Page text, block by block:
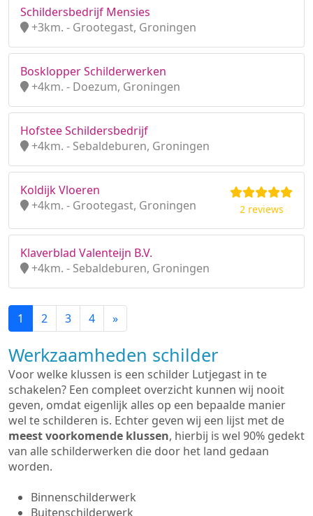
Schildersbedrijf Mensies
+3km. - Grootegast, Groningen
Bosklopper Schilderwerken
+4km. - Doezum, Groningen
Hofstee Schildersbedrijf
+4km. - Sebaldeburen, Groningen
Koldijk Vloeren
+4km. - Grootegast, Groningen
2 reviews
Klaverblad Valenteijn B.V.
+4km. - Sebaldeburen, Groningen
1 2 3 4 »
Werkzaamheden schilder
Voor welke klussen is een schilder Lutjegast in te
schakelen? Een compleet overzicht kunnen wij nooit
geven, omdat eigenlijk alles op een bepaalde manier
wel te schilderen is. Echter geven wij een lijst met de
meest voorkomende klussen, hierbij is wel 90% gedekt
van alle schilderwerken die door het land gedaan
worden.
Binnenschilderwerk
Buitenschilderwerk